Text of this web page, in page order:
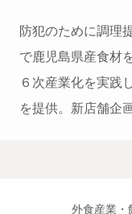
防犯のために調理
で鹿児島県産食材
６次産業化を実践
を提供。新店舗企
外食産業・